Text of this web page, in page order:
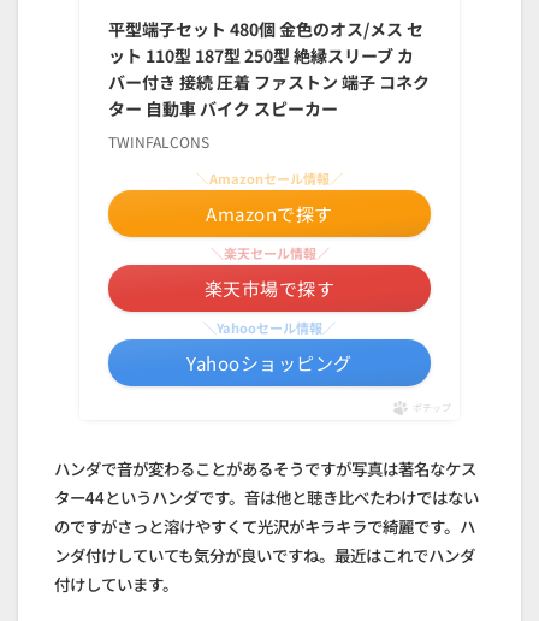
平型端子セット 480個 金色のオス/メス セ
ット 110型 187型 250型 絶縁スリーブ カ
バー付き 接続 圧着 ファストン 端子 コネク
ター 自動車 バイク スピーカー
TWINFALCONS
＼Amazonセール情報／
Amazonで探す
＼楽天セール情報／
楽天市場で探す
＼Yahooセール情報／
Yahooショッピング
ポチップ
ハンダで音が変わることがあるそうですが写真は著名なケス
ター44というハンダです。音は他と聴き比べたわけではない
のですがさっと溶けやすくて光沢がキラキラで綺麗です。ハ
ンダ付けしていても気分が良いですね。最近はこれでハンダ
付けしています。